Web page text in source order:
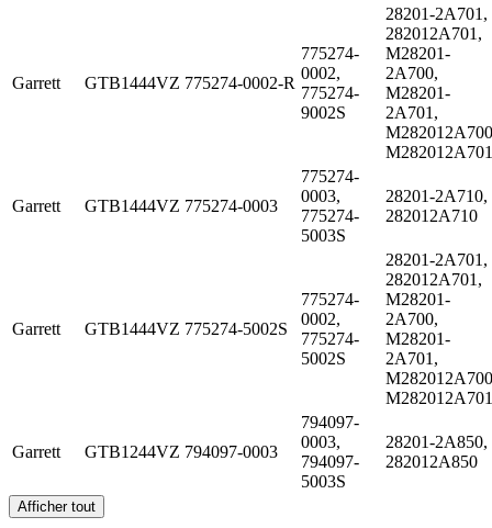
Garrett GTB1444VZ 775274-0002-R
775274-
0002,
775274-
9002S
28201-2A701,
282012A701,
M28201-
2A700,
M28201-
2A701,
M282012A701
Garrett GTB1444VZ 775274-0003
775274-
0003,
775274-
5003S
28201-2A710,
282012A710
Garrett GTB1444VZ 775274-5002S
775274-
0002,
775274-
5002S
28201-2A701,
282012A701,
M28201-
2A700,
M28201-
2A701,
M282012A701
Garrett GTB1244VZ 794097-0003
794097-
0003,
794097-
5003S
28201-2A850,
282012A850
Afficher tout